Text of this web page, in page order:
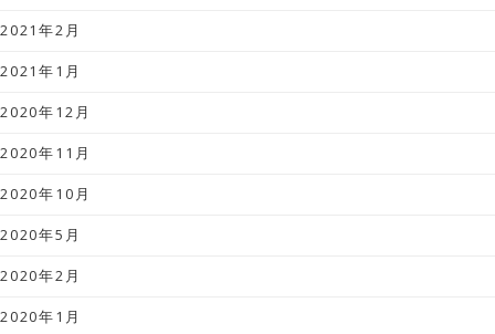
2021年2月
2021年1月
2020年12月
2020年11月
2020年10月
2020年5月
2020年2月
2020年1月